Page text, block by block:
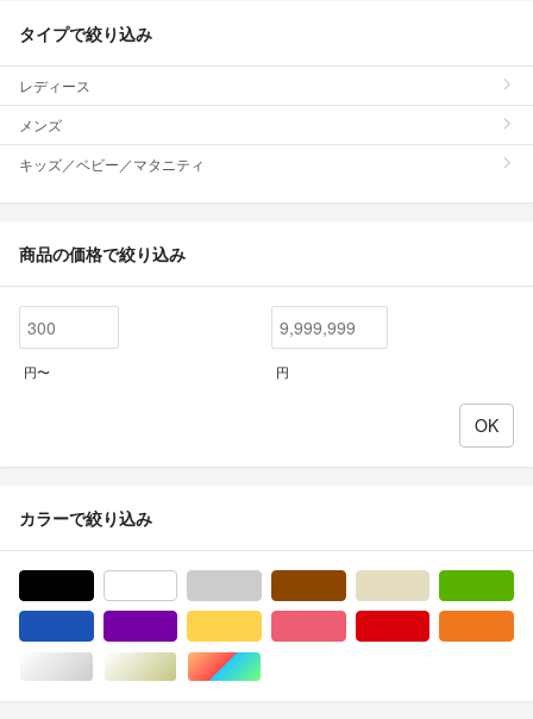
タイプで絞り込み
レディース
メンズ
キッズ／ベビー／マタニティ
商品の価格で絞り込み
円〜 円
カラーで絞り込み
シルバー/銀色系ゴールド/金色系マルチカラー